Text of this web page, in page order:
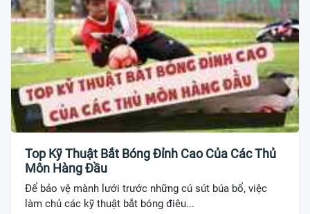
Top Kỹ Thuật Bắt Bóng Đỉnh Cao Của Các Thủ
Môn Hàng Đầu
Để bảo vệ mành lưới trước những cú sút búa bổ, việc
làm chủ các kỹ thuật bắt bóng điêu...